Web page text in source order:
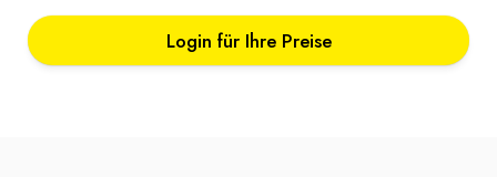
Login für Ihre Preise